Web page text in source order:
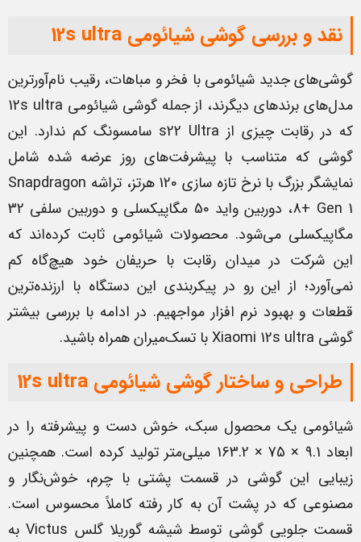
نقد و بررسی گوشی شیائومی 12s ultra
گوشی‌های جدید شیائومی با فخر و مباهات، رقیب نام‌آورترین
مدل‌های برندهای دیگرند، از جمله گوشی شیائومی 12s ultra
که در رقابت چیزی از s22 Ultra سامسونگ کم ندارد. این
گوشی که متناسب با پیشرفت‌های روز عرضه شده شامل
نمایشگر بزرگ با نرخ تازه سازی 120 هرتز، تراشه Snapdragon
8+ Gen 1، دوربین واید 50 مگاپیکسلی و دوربین سلفی 32
مگاپیکسلی می‌شود. محصولات شیائومی ثابت کرده‌اند که
این شرکت در میدان رقابت با حریفان خود هیچ‌گاه کم
نمی‌آورد؛ از این رو در پیکربندی این دستگاه با ارزنده‌ترین
قطعات و بهبود نرم افزار مواجهیم. در ادامه با بررسی بیشتر
گوشی Xiaomi 12s ultra با تسک‌میران همراه باشید.
طراحی و ساختار گوشی شیائومی 12s ultra
شیائومی یک محصول سبک، خوش دست و پیشرفته را در
ابعاد 9.1 × 75 × 163.2 میلی‌متر تولید کرده است. همچنین
زیبایی این گوشی در قسمت پشتی با چرم، خوش‌نگار و
مصنوعی که در پشت آن به کار رفته کاملاً محسوس است.
قسمت جلویی گوشی توسط شیشه گوریلا گلس Victus به